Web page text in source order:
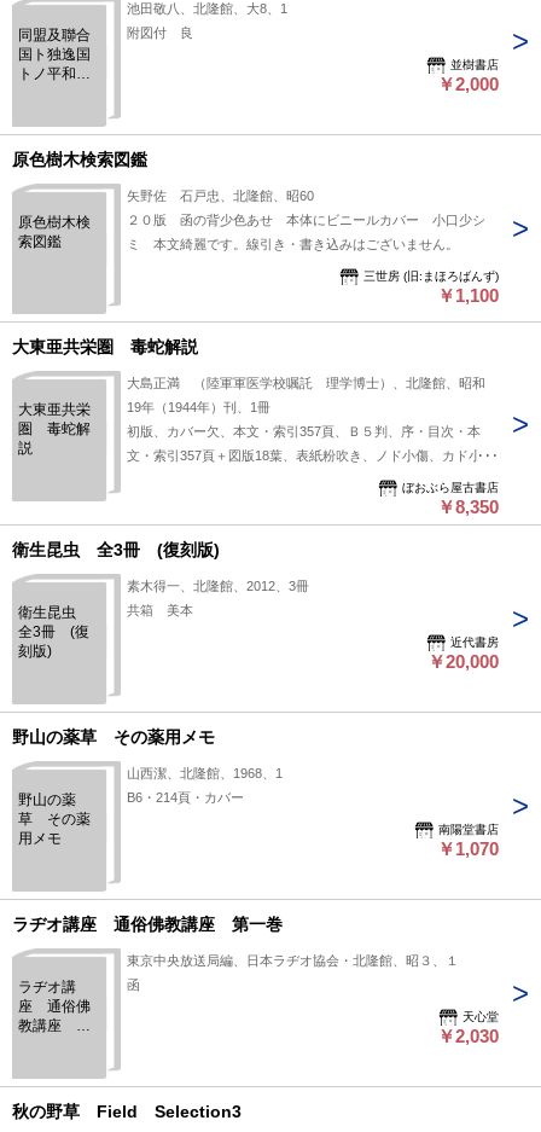
同盟及聯合
国ト独逸国
トノ平和条
池田敬八、北隆館、大8、1
附図付 良
並樹書店
￥2,000
原色樹木検索図鑑
原色樹木検
索図鑑
矢野佐 石戸忠、北隆館、昭60
２０版 函の背少色あせ 本体にビニールカバー 小口少シ
ミ 本文綺麗です。線引き・書き込みはございません。
三世房 (旧:まほろばんず)
￥1,100
大東亜共栄圏 毒蛇解説
大東亜共栄
圏 毒蛇解
説
大島正満 （陸軍軍医学校嘱託 理学博士）、北隆館、昭和
19年（1944年）刊、1冊
初版、カバー欠、本文・索引357頁、Ｂ５判、序・目次・本
文・索引357頁＋図版18葉、表紙粉吹き、ノド小傷、カド小欠
ぼおぶら屋古書店
￥8,350
衛生昆虫 全3冊 (復刻版)
衛生昆虫
全3冊 (復
刻版)
素木得一、北隆館、2012、3冊
共箱 美本
近代書房
￥20,000
野山の薬草 その薬用メモ
野山の薬
草 その薬
用メモ
山西潔、北隆館、1968、1
B6・214頁・カバー
南陽堂書店
￥1,070
ラヂオ講座 通俗佛教講座 第一巻
ラヂオ講
座 通俗佛
教講座 第
東京中央放送局編、日本ラヂオ協会・北隆館、昭３、１
函
天心堂
￥2,030
秋の野草 Field Selection3